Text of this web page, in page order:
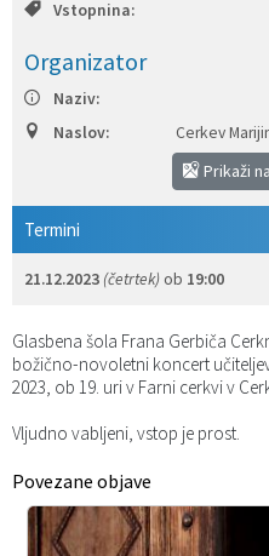
Vstopnina:
Organizator
Naziv:
Naslov:
Cerkev
Prikaži
Termini
21.12.2023 (četrtek) ob 19:00
Glasbena šola Frana Gerbiča
božično-novoletni koncert
2023, ob 19. uri v Farni cerkvi v
Vljudno vabljeni, vstop je prost.
Povezane objave
Vizitka občine
Služba za stanovanjsko
Služba za civilno zaščito
Služba za gospodarstvo,
Služba za šport
Služba za krajevne skupnosti
Strategije in koncepti